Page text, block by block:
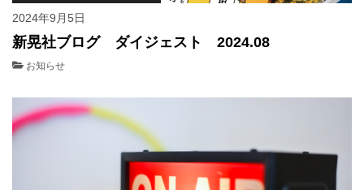
2024年9月5日
新晃社ブログ ダイジェスト 2024.08
お知らせ